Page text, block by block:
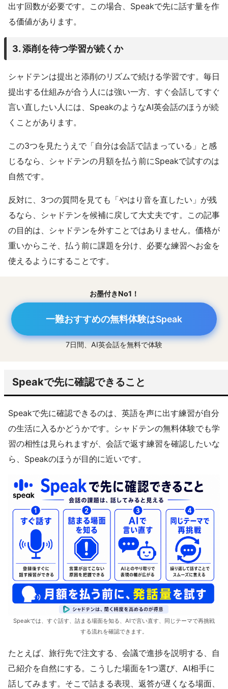
出す回数が必要です。この場合、Speakで先に話す量を作
る価値があります。
3. 添削を待つ学習が続くか
シャドテンは提出と添削のリズムで続ける学習です。毎日
提出する仕組みが合う人には強い一方、すぐ会話してすぐ
言い直したい人には、SpeakのようなAI英会話のほうが続
くことがあります。
この3つを見たうえで「自分は会話で詰まっている」と感
じるなら、シャドテンの月額を払う前にSpeakで試すのは
自然です。
反対に、3つの質問を見ても「やはり音を直したい」が残
るなら、シャドテンを候補に戻して大丈夫です。この記事
の目的は、シャドテンを外すことではありません。価格が
重いからこそ、払う前に課題を分け、必要な練習へお金を
使えるようにすることです。
お墨付きNo1！
一難おすすめの無料体験はSpeak
7日間、AI英会話を無料で体験
Speakで先に確認できること
Speakで先に確認できるのは、英語を声に出す練習が自分
の生活に入るかどうかです。シャドテンの無料体験でも学
習の相性は見られますが、会話で返す練習を確認したいな
ら、Speakのほうが目的に近いです。
Speakでは、すぐ話す、詰まる場面を知る、AIで言い直す、同じテーマで再挑戦
する流れを確認できます。
たとえば、旅行先で注文する、会議で進捗を説明する、自
己紹介を自然にする。こうした場面を1つ選び、AI相手に
話してみます。そこで詰まる表現、返答が遅くなる場面、